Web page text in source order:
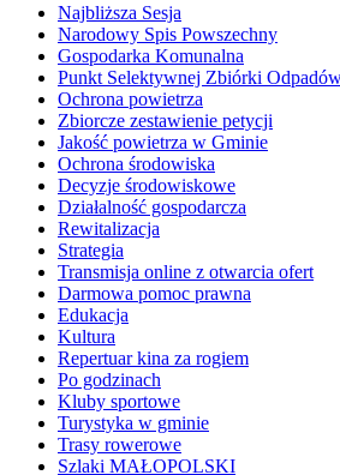
Najbliższa Sesja
Narodowy Spis Powszechny
Gospodarka Komunalna
Punkt Selektywnej Zbiórki
Ochrona powietrza
Zbiorcze zestawienie petycji
Jakość powietrza w Gminie
Ochrona środowiska
Decyzje środowiskowe
Działalność gospodarcza
Rewitalizacja
Strategia
Transmisja online z otwarcia ofert
Darmowa pomoc prawna
Edukacja
Kultura
Repertuar kina za rogiem
Po godzinach
Kluby sportowe
Turystyka w gminie
Trasy rowerowe
Szlaki MAŁOPOLSKI